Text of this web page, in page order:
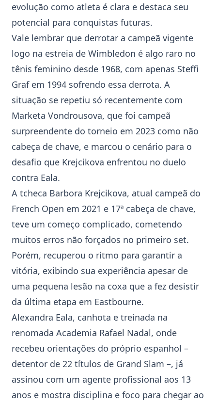
evolução como atleta é clara e destaca seu
potencial para conquistas futuras.
Vale lembrar que derrotar a campeã vigente
logo na estreia de Wimbledon é algo raro no
tênis feminino desde 1968, com apenas Steffi
Graf em 1994 sofrendo essa derrota. A
situação se repetiu só recentemente com
Marketa Vondrousova, que foi campeã
surpreendente do torneio em 2023 como não
cabeça de chave, e marcou o cenário para o
desafio que Krejcikova enfrentou no duelo
contra Eala.
A tcheca Barbora Krejcikova, atual campeã do
French Open em 2021 e 17ª cabeça de chave,
teve um começo complicado, cometendo
muitos erros não forçados no primeiro set.
Porém, recuperou o ritmo para garantir a
vitória, exibindo sua experiência apesar de
uma pequena lesão na coxa que a fez desistir
da última etapa em Eastbourne.
Alexandra Eala, canhota e treinada na
renomada Academia Rafael Nadal, onde
recebeu orientações do próprio espanhol –
detentor de 22 títulos de Grand Slam –, já
assinou com um agente profissional aos 13
anos e mostra disciplina e foco para chegar ao